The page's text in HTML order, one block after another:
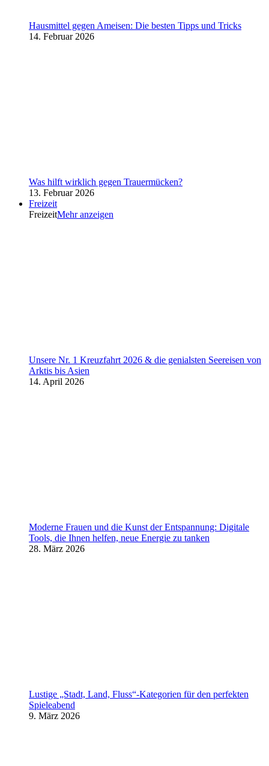
Hausmittel gegen Ameisen: Die besten Tipps und Tricks
14. Februar 2026
Was hilft wirklich gegen Trauermücken?
13. Februar 2026
Freizeit
FreizeitMehr anzeigen
Unsere Nr. 1 Kreuzfahrt 2026 & die genialsten Seereisen von
Arktis bis Asien
14. April 2026
Moderne Frauen und die Kunst der Entspannung: Digitale
Tools, die Ihnen helfen, neue Energie zu tanken
28. März 2026
Lustige „Stadt, Land, Fluss“-Kategorien für den perfekten
Spieleabend
9. März 2026